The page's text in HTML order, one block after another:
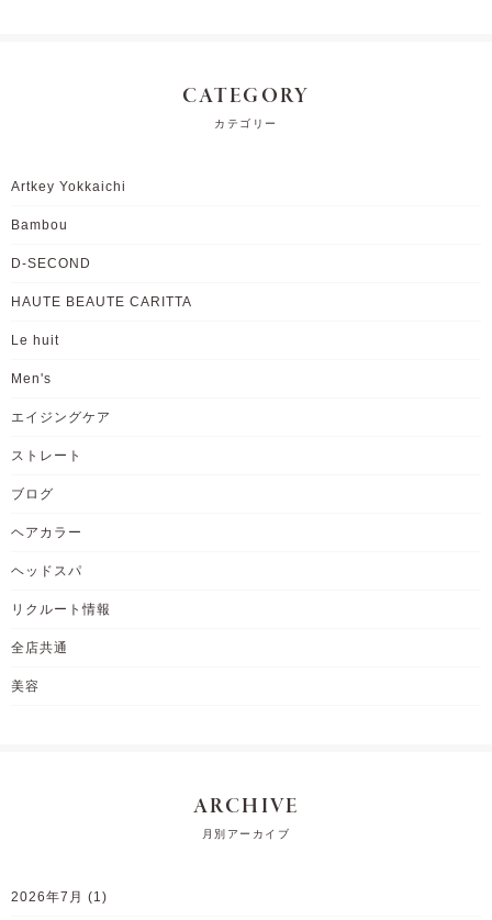
CATEGORY
カテゴリー
Artkey Yokkaichi
Bambou
D-SECOND
HAUTE BEAUTE CARITTA
Le huit
Men's
エイジングケア
ストレート
ブログ
ヘアカラー
ヘッドスパ
リクルート情報
全店共通
美容
ARCHIVE
月別アーカイブ
2026年7月 (1)